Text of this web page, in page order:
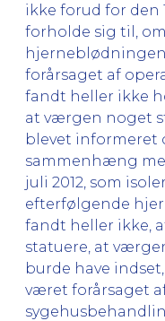
ikke forud for den
forholde sig til,
hjerneblødningen
forårsaget af
fandt heller ikke
at værgen noget
blevet informeret
sammenhæng
juli 2012, som
efterfølgende
fandt heller ikke,
statuere, at
burde have
været forårsaget